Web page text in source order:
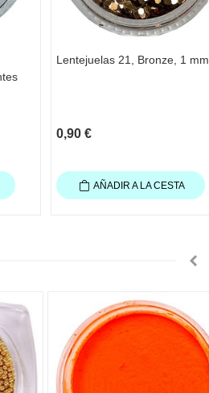
Lentejuelas 21, Bronze, 1 mm.
0,90 €
AÑADIR A LA CESTA